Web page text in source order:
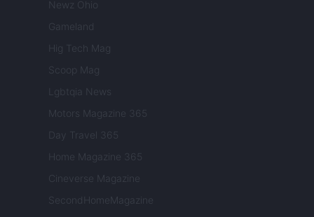
Newz Ohio
Gameland
Hig Tech Mag
Scoop Mag
Lgbtqia News
Motors Magazine 365
Day Travel 365
Home Magazine 365
Cineverse Magazine
SecondHomeMagazine